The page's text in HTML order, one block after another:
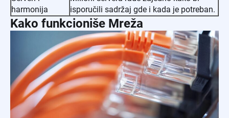
harmonija
isporučili sadržaj gde i kada je potreban.
Kako funkcioniše Mreža